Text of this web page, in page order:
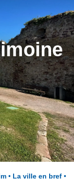
• La ville en bref•